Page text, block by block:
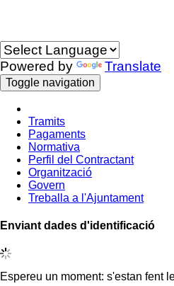
Powered by Translate
Toggle navigation
Tramits
Pagaments
Normativa
Perfil del Contractant
Organització
Govern
Treballa a l'Ajuntament
Enviant dades d'identificació
Espereu un moment: s'estan fent